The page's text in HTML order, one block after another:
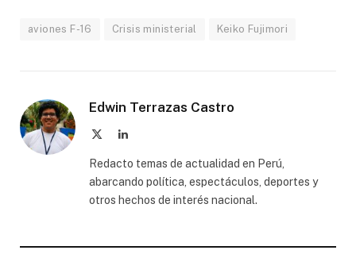
aviones F-16 Crisis ministerial Keiko Fujimori
Edwin Terrazas Castro
LinkedIn
Redacto temas de actualidad en Perú,
abarcando política, espectáculos, deportes y
otros hechos de interés nacional.